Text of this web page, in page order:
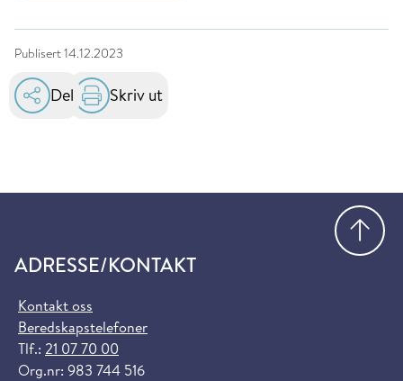
Publisert14.12.2023
Del Skriv ut
ADRESSE/KONTAKT
Kontakt oss
Beredskapstelefoner
Tlf.: 21 07 70 00
Org.nr: 983 744 516